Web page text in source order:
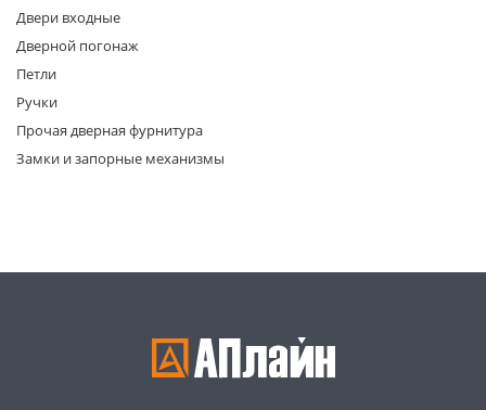
Двери входные
Дверной погонаж
Петли
Ручки
Прочая дверная фурнитура
Замки и запорные механизмы